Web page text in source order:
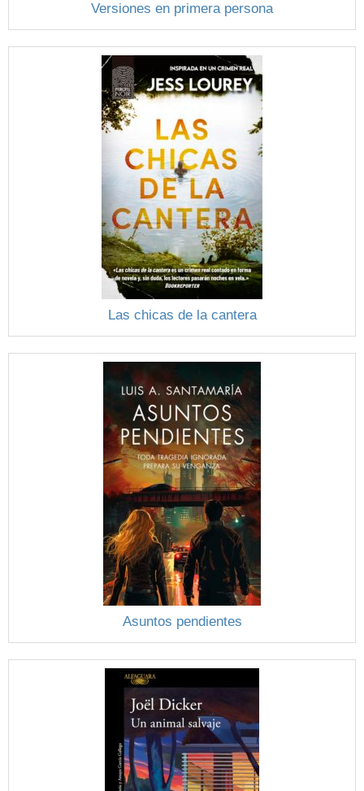
Versiones en primera persona
Las chicas de la cantera
Asuntos pendientes